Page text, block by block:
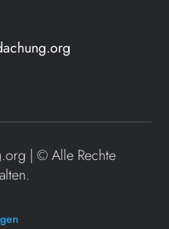
| ©Alle Rechte